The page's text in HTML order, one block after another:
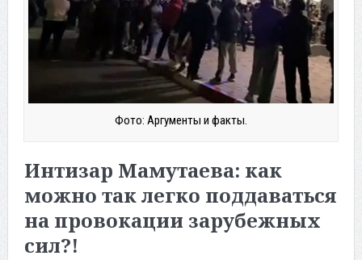
Фото: Аргументы и факты.
Интизар Мамутаева: как
можно так легко поддаваться
на провокации зарубежных
сил?!